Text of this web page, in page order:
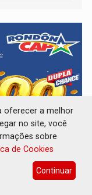
São 2
de 205
oferecer a melhor
no site, você
sobre
de Cookies
Continuar